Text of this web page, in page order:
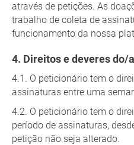
através de petições. As
trabalho de coleta de
funcionamento da nossa
Direitos e deveres do/
O peticionário tem o
assinaturas entre uma
O peticionário tem o
período de assinaturas,
petição não seja alterado.